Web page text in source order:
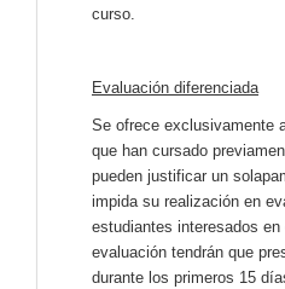
curso.
Evaluación diferenciada
Se ofrece exclusivamente
que han cursado
pueden justificar un
impida su realización en
estudiantes interesados
evaluación tendrán que
durante los primeros 15